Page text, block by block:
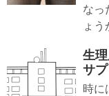
なっ
ょ
生
サプ
時に